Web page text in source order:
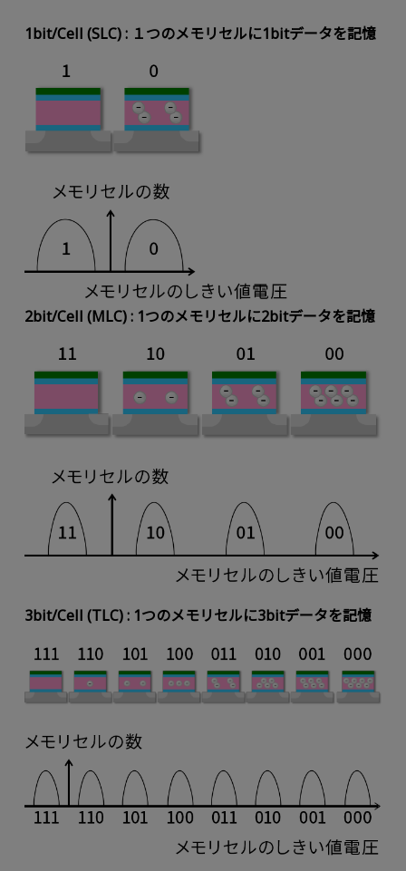
1bit/Cell (SLC) : １つのメモリセルに1bitデータを記憶
2bit/Cell (MLC) : 1つのメモリセルに2bitデータを記憶
3bit/Cell (TLC) : 1つのメモリセルに3bitデータを記憶